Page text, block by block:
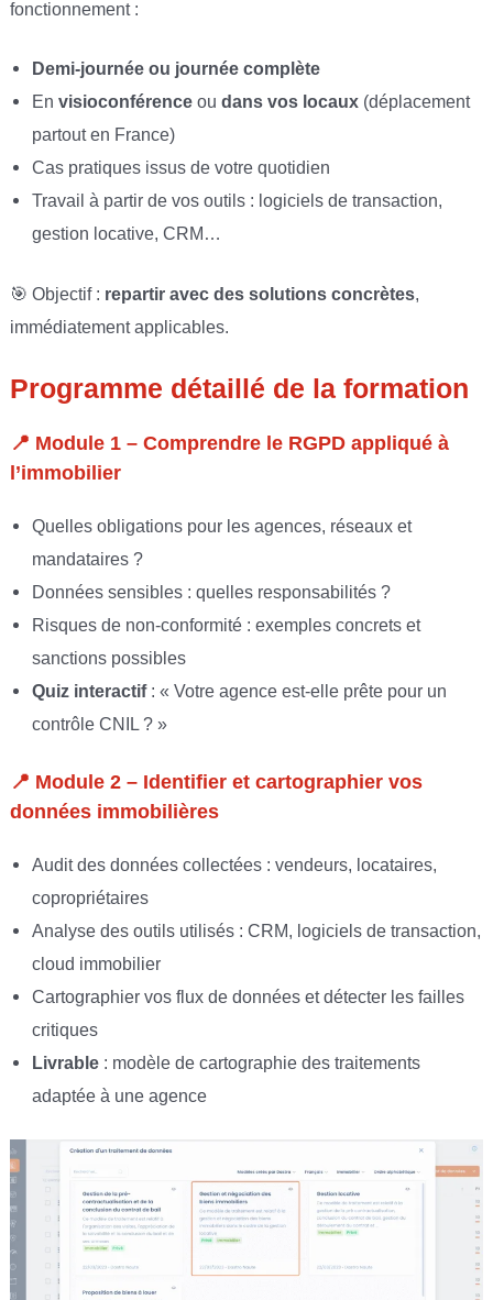
fonctionnement :
Demi-journée ou journée complète
En visioconférenceou dans vos locaux(déplacement
partout en France)
Cas pratiques issus de votre quotidien
Travail à partir de vos outils : logiciels de transaction,
gestion locative, CRM…
🎯 Objectif : repartir avec des solutions concrètes,
immédiatement applicables.
Programme détaillé de la formation
📍 Module 1 – Comprendre le RGPD appliqué à
l’immobilier
Quelles obligations pour les agences, réseaux et
mandataires ?
Données sensibles : quelles responsabilités ?
Risques de non-conformité : exemples concrets et
sanctions possibles
Quiz interactif: « Votre agence est-elle prête pour un
contrôle CNIL ? »
📍 Module 2 – Identifier et cartographier vos
données immobilières
Audit des données collectées : vendeurs, locataires,
copropriétaires
Analyse des outils utilisés : CRM, logiciels de transaction,
cloud immobilier
Cartographier vos flux de données et détecter les failles
critiques
Livrable: modèle de cartographie des traitements
adaptée à une agence